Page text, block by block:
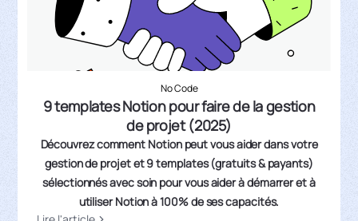
No Code
9 templates Notion pour faire de la gestion
de projet (2025)
Découvrez comment Notion peut vous aider dans votre
gestion de projet et 9 templates (gratuits & payants)
sélectionnés avec soin pour vous aider à démarrer et à
utiliser Notion à 100% de ses capacités.